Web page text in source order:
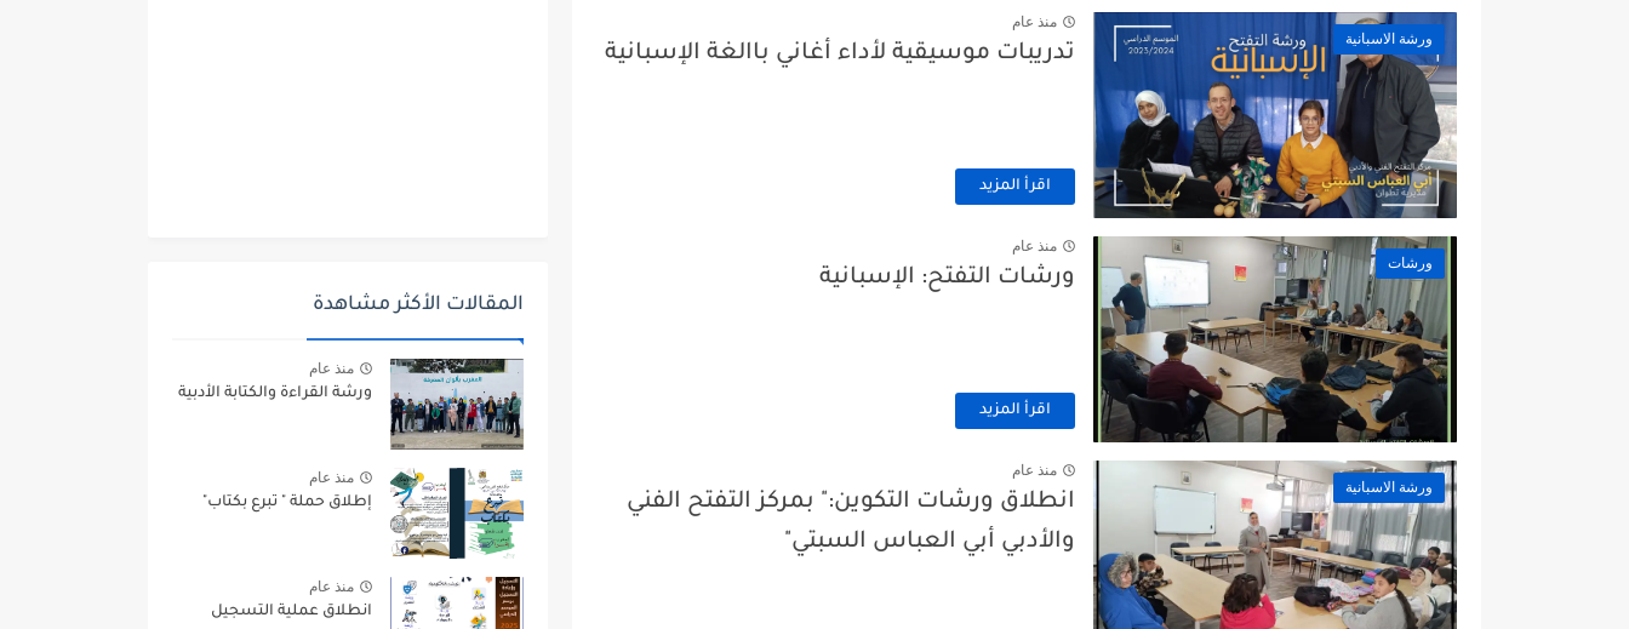
ورشة الاسبانية
منذ عام
تدريبات موسيقية لأداء أغاني باالغة الإسبانية
اقرأ المزيد
ورشات
منذ عام
ورشات التفتح: الإسبانية
اقرأ المزيد
ورشة الاسبانية
منذ عام
انطلاق ورشات التكوين:" بمركز التفتح الفني
والأدبي أبي العباس السبتي"
المقالات الأكثر مشاهدة
منذ عام
ورشة القراءة والكتابة الأدبية
منذ عام
إطلاق حملة " تبرع بكتاب"
منذ عام
انطلاق عملية التسجيل